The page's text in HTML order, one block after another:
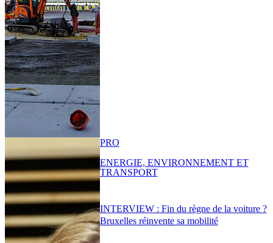
INTERVIEW : Fin du règne de la voiture ?
Bruxelles réinvente sa mobilité
PRO
ENERGIE, ENVIRONNEMENT ET
TRANSPORT